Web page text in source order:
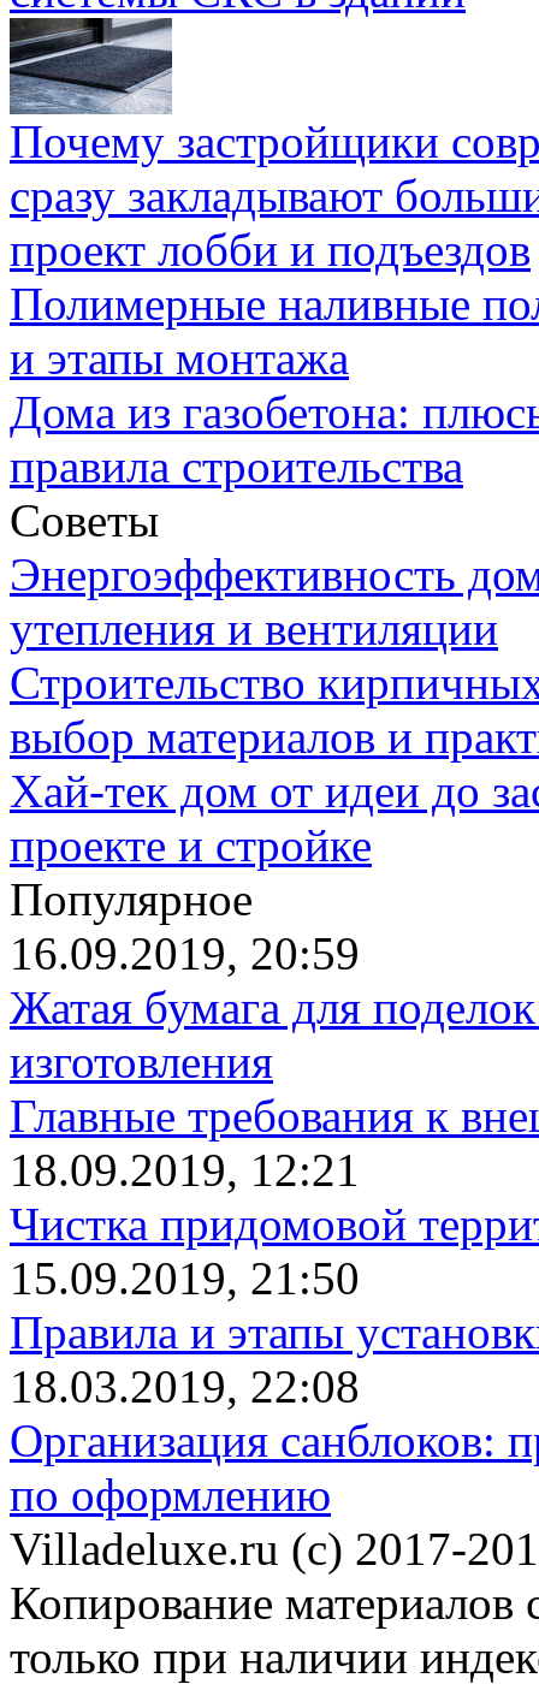
Почему застройщики
сразу закладывают
проект лобби и подъездов
Полимерные наливные
и этапы монтажа
Дома из газобетона:
правила строительства
Советы
Энергоэффективность
утепления и вентиляции
Строительство
выбор материалов и
Хай-тек дом от идеи до
проекте и стройке
Популярное
16.09.2019, 20:59
Жатая бумага для
изготовления
Главные требования к
18.09.2019, 12:21
Чистка придомовой
15.09.2019, 21:50
Правила и этапы
18.03.2019, 22:08
Организация санблоков:
по оформлению
Villadeluxe.ru (c) 2017-
Копирование материалов
только при наличии